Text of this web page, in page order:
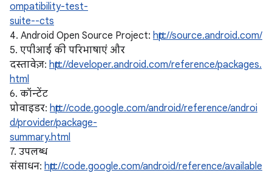
ompatibility-test-
suite--cts
4. Android Open Source Project: http://source.android.com/
5. एपीआई की परिभाषाएं और
दस्तावेज़: http://developer.android.com/reference/packages.
html
6. कॉन्टेंट
प्रोवाइडर: http://code.google.com/android/reference/androi
d/provider/package-
summary.html
7. उपलब्ध
संसाधन: http://code.google.com/android/reference/available